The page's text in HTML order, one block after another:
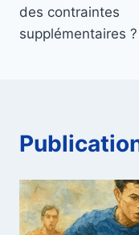
des contraintes
supplémentaires ?